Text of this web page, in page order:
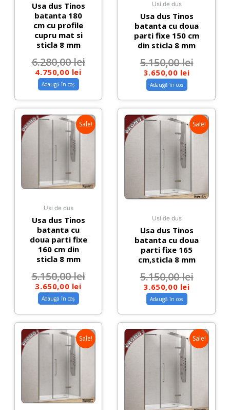
Usa dus Tinos
batanta 180
cm cu profile
cupru mat si
sticla 8 mm
6.280,00lei
4.750,00 lei
Adaugă în coș
Usi de dus
Usa dus Tinos
batanta cu doua
parti fixe 150 cm
din sticla 8 mm
5.150,00lei
3.650,00 lei
Adaugă în coș
Sale!
Usi de dus
Usa dus Tinos
batanta cu
doua parti fixe
160 cm din
sticla 8 mm
5.150,00lei
3.650,00 lei
Adaugă în coș
Sale!
Usi de dus
Usa dus Tinos
batanta cu doua
parti fixe 165
cm,sticla 8 mm
5.150,00lei
3.650,00 lei
Adaugă în coș
Sale! Sale!